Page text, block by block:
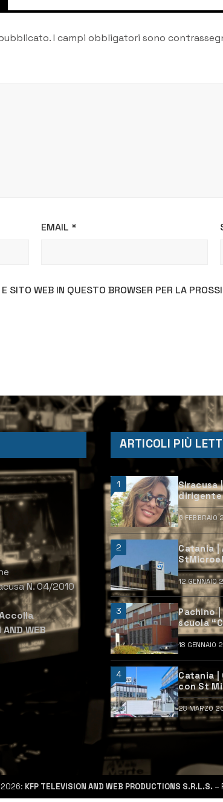
I campi obbligatori sono
EMAIL *
SITO WEB IN QUESTO BROWSER PER LA
N. 04/2010
AND WEB
ARTICOLI PIÙ
1
Siracusa
dirigente
6 FEBBRAIO
2
Catania |
aperte e
12 GENNAIO
3
Pachino
scuola
18 GENNAIO
4
Catania |
con St
centinaia
28 MARZO
2026: KFP TELEVISION AND WEB PRODUCTIONS S.R.L.S. –